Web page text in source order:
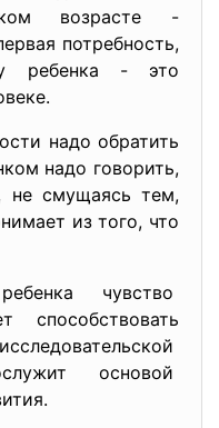
возрасте -
потребность,
у ребенка - это
надо обратить
надо говорить,
не смущаясь тем,
из того, что
чувство
исследовательской
основой